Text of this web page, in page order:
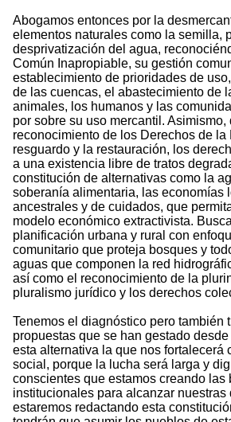
Abogamos entonces por la
elementos naturales como la semilla,
desprivatización del agua,
Común Inapropiable, su gestión
establecimiento de prioridades de
de las cuencas, el abastecimiento de
animales, los humanos y las
por sobre su uso mercantil. Asimismo,
reconocimiento de los Derechos de la
resguardo y la restauración, los
a una existencia libre de tratos
constitución de alternativas como la
soberanía alimentaria, las economías
ancestrales y de cuidados, que
modelo económico extractivista.
planificación urbana y rural con
comunitario que proteja bosques y
aguas que componen la red
así como el reconocimiento de la
pluralismo jurídico y los derechos
Tenemos el diagnóstico pero también
propuestas que se han gestado
esta alternativa la que nos fortalecerá
social, porque la lucha será larga y
conscientes que estamos creando las
institucionales para alcanzar nuestras
estaremos redactando esta